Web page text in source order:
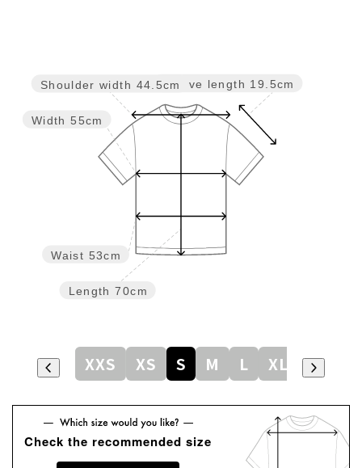
Sleeve length 19.5cm
Length 70cm
Waist 53cm
Width 55cm
Shoulder width 44.5cm
XXS XS S M L XL
Check the recommended size